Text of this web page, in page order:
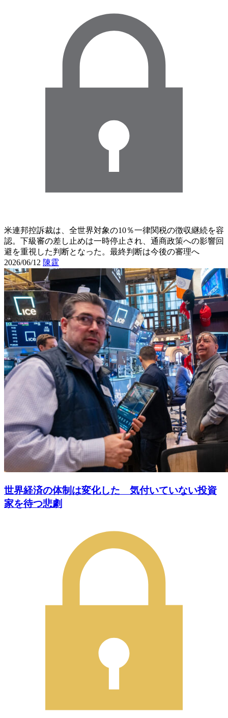
米連邦控訴裁は、全世界対象の10％一律関税の徴収継続を容
認。下級審の差し止めは一時停止され、通商政策への影響回
避を重視した判断となった。最終判断は今後の審理へ
2026/06/12 陳霆
世界経済の体制は変化した 気付いていない投資
家を待つ悲劇